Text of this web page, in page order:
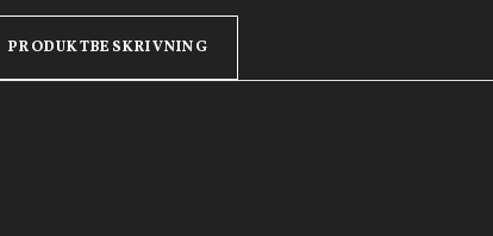
PRODUKTBESKRIVNING